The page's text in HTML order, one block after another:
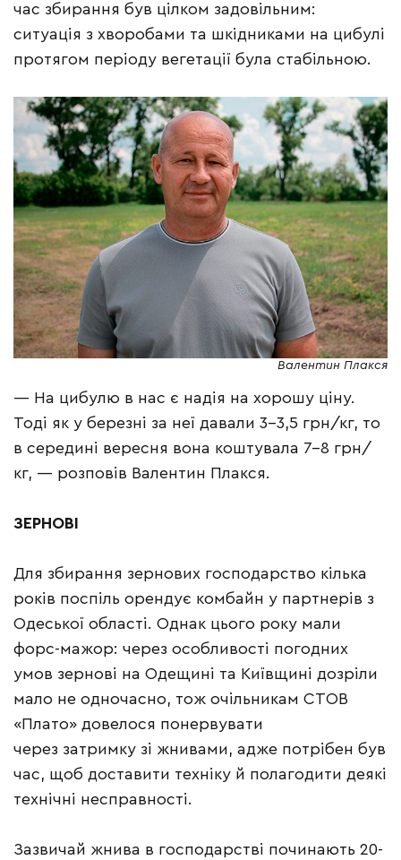
час збирання був цілком задовільним:
ситуація з хворобами та шкідниками на цибулі
протягом періоду вегетації була стабільною.
Валентин Плакся
— На цибулю в нас є надія на хорошу ціну.
Тоді як у березні за неї давали 3–3,5 грн/кг, то
в середині вересня вона коштувала 7–8 грн/
кг, — розповів Валентин Плакся.
ЗЕРНОВІ
Для збирання зернових господарство кілька
років поспіль орендує комбайн у партнерів з
Одеської області. Однак цього року мали
форс-мажор: через особливості погодних
умов зернові на Одещині та Київщині дозріли
мало не одночасно, тож очільникам СТОВ
«Плато» довелося понервувати
через затримку зі жнивами, адже потрібен був
час, щоб доставити техніку й полагодити деякі
технічні несправності.
Зазвичай жнива в господарстві починають 20-